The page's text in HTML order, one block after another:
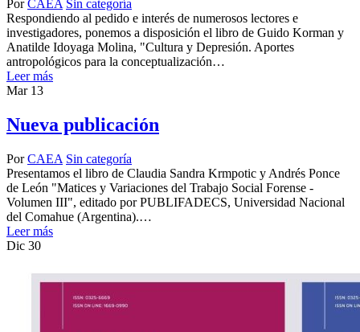
Por CAEA Sin categoría
Respondiendo al pedido e interés de numerosos lectores e
investigadores, ponemos a disposición el libro de Guido Korman y
Anatilde Idoyaga Molina, "Cultura y Depresión. Aportes
antropológicos para la conceptualización…
Leer más
Mar 13
Nueva publicación
Por CAEA Sin categoría
Presentamos el libro de Claudia Sandra Krmpotic y Andrés Ponce
de León "Matices y Variaciones del Trabajo Social Forense -
Volumen III", editado por PUBLIFADECS, Universidad Nacional
del Comahue (Argentina).…
Leer más
Dic 30